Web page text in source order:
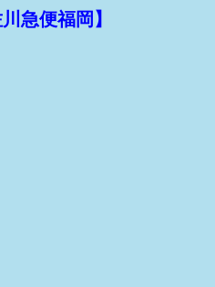
急便福岡】